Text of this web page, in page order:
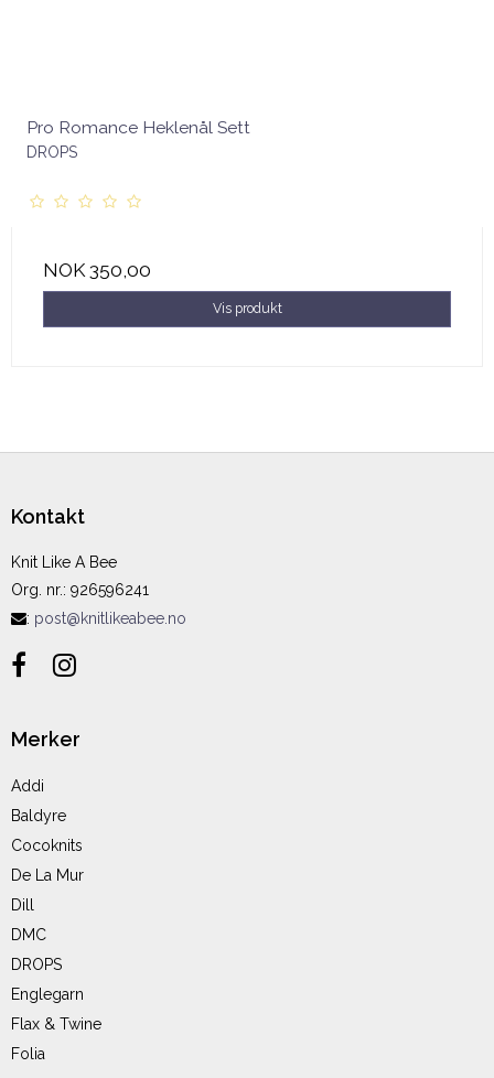
Pro Romance Heklenål Sett
DROPS
NOK 350,00
Vis produkt
Kontakt
Knit Like A Bee
Org. nr.: 926596241
: post@knitlikeabee.no
Merker
Addi
Baldyre
Cocoknits
De La Mur
Dill
DMC
DROPS
Englegarn
Flax & Twine
Folia